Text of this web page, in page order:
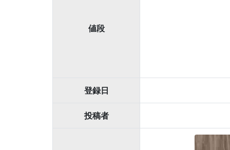
値段
登録日
投稿者